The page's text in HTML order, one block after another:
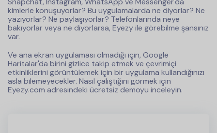
kimlerle konuşuyorlar? Bu uygulamalarda ne diyorlar? Ne
yazıyorlar? Ne paylaşıyorlar? Telefonlarında neye
bakıyorlar veya ne diyorlarsa, Eyezy ile görebilme şansınız
var.
Ve ana ekran uygulaması olmadığı için, Google
Haritalar'da birini gizlice takip etmek ve çevrimiçi
etkinliklerini görüntülemek için bir uygulama kullandığınızı
asla bilemeyecekler. Nasıl çalıştığını görmek için
Eyezy.com adresindeki ücretsiz demoyu inceleyin.